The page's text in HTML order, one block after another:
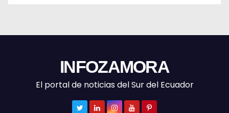
INFOZAMORA
El portal de noticias del Sur del Ecuador